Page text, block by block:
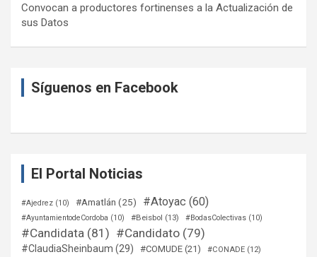
Convocan a productores fortinenses a la Actualización de
sus Datos
Síguenos en Facebook
El Portal Noticias
#Ajedrez (10) #Amatlán (25) #Atoyac (60)
#AyuntamientodeCordoba (10) #Beisbol (13) #BodasColectivas (10)
#Candidata (81) #Candidato (79)
#ClaudiaSheinbaum (29) #COMUDE (21) #CONADE (12)